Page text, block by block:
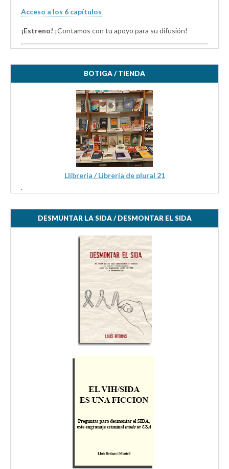
Acceso a los 6 capítulos
¡Estreno! ¡Contamos con tu apoyo para su difusión!
BOTIGA / TIENDA
Llibreria / Librería de plural 21
.
DESMUNTAR LA SIDA / DESMONTAR EL SIDA